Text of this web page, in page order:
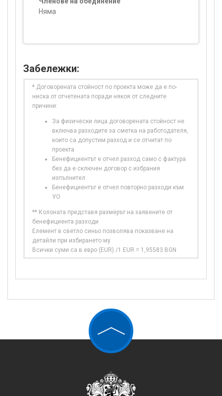
Няма
Забележки:
* Договорената стойност по проекта може да е по-
ниска от отчетената поради някоя от следните
причини:
За физически лица договорената стойност не
включва разходите за сметка на работодателя,
които са допустим разход и се отчитат по
проекта
Бенефициентът е отчел разход само с фактура
без да е сключен договор с избрания
изпълнител
Бенефициентът е отчел повторно разходи към
УО
** Колоната представя размерът на заявените от
бенефициента разходи
Елемент в светло синьо позволява показване на
детайли при избирането му
Всички суми са в евро (EUR) /1 EUR = 1,95583 BGN